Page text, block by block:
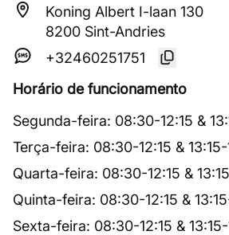
Koning Albert I-laan 130
8200 Sint-Andries
+32460251751
Horário de funcionamento
Segunda-feira: 08:30-12:15 &
Terça-feira: 08:30-12:15 & 13:15-
Quarta-feira: 08:30-12:15 & 13:15
Quinta-feira: 08:30-12:15 & 13:15
Sexta-feira: 08:30-12:15 & 13:15-